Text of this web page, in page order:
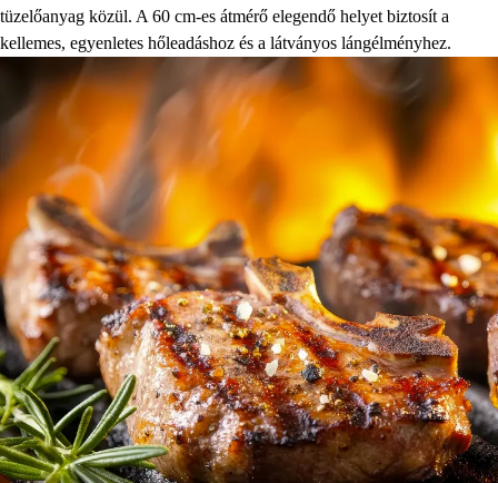
tüzelőanyag közül. A 60 cm-es átmérő elegendő helyet biztosít a
kellemes, egyenletes hőleadáshoz és a látványos lángélményhez.